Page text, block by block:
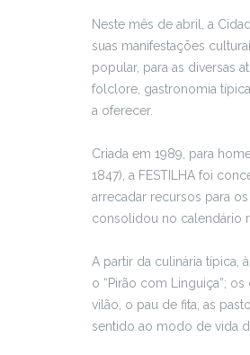
Neste mês de abril, a
suas manifestações
popular, para as diversas
folclore, gastronomia
a oferecer.
Criada em 1989, para
1847), a FESTILHA foi
arrecadar recursos para
consolidou no calendário
A partir da culinária típica,
o “Pirão com Linguiça”;
vilão, o pau de fita, as
sentido ao modo de vida